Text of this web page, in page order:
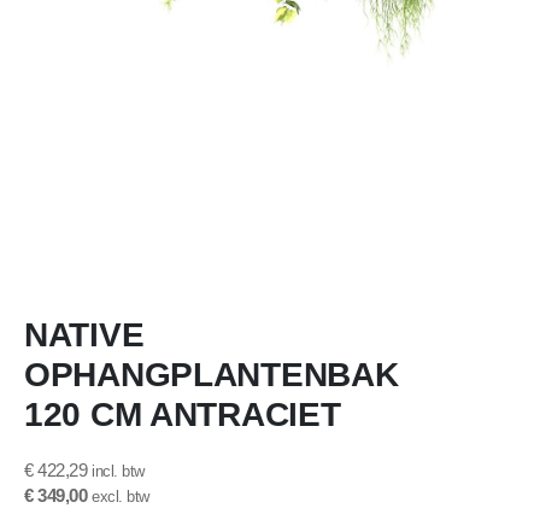
naar
het
begin
van
de
gallerij
NATIVE
OPHANGPLANTENBAK
120 CM ANTRACIET
€ 422,29
€ 349,00